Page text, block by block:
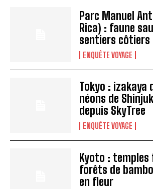
Parc Manuel
Rica) : faune
sentiers côtiers
ENQUÊTE VOYAGE
Tokyo : izakaya
néons de
depuis SkyTree
ENQUÊTE VOYAGE
Kyoto :
forêts de
en fleur